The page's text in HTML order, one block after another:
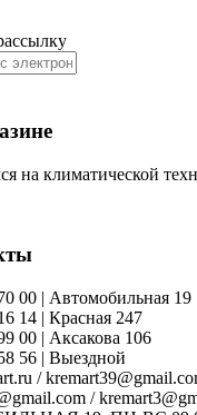
на климатической
00 | Автомобильная 19
14 | Красная 247
00 | Аксакова 106
56 | Выездной
/
/